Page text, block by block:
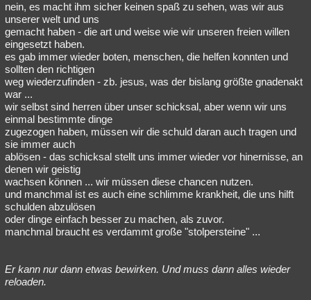
nein, es macht ihm sicher keinen spaß zu sehen, was wir aus
unserer welt und uns
gemacht haben - die art und weise wie wir unseren freien willen
eingesetzt haben.
es gab immer wieder boten, menschen, die helfen konnten und
sollten den richtigen
weg wiederzufinden - zb. jesus, was der bislang größte gnadenakt
war ...
wir selbst sind herren über unser schicksal, aber wenn wir uns
einmal bestimmte dinge
zugezogen haben, müssen wir die schuld daran auch tragen und
sie immer auch
ablösen - das schicksal stellt uns immer wieder vor hinernisse, an
denen wir geistig
wachsen können ... wir müssen diese chancen nutzen.
und manchmal ist es auch eine schlimme krankheit, die uns hilft
schulden abzulösen
oder dinge einfach besser zu machen, als zuvor.
manchmal braucht es verdammt große "stolpersteine" ...
Er kann nur dann etwas bewirken. Und muss dann alles wieder
reloaden.